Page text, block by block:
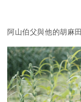
阿山伯父與他的胡麻田